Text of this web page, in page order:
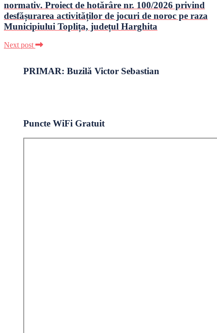
normativ. Proiect de hotărâre nr. 100/2026 privind
desfășurarea activităților de jocuri de noroc pe raza
Municipiului Toplița, județul Harghita
Next post
PRIMAR: Buzilă Victor Sebastian
Puncte WiFi Gratuit